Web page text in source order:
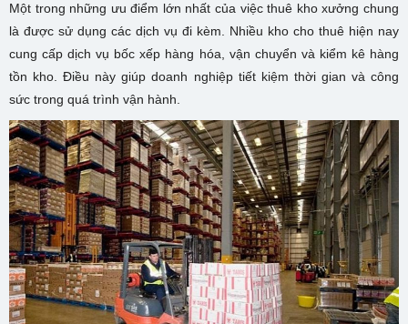
Một trong những ưu điểm lớn nhất của việc thuê kho xưởng chung
là được sử dụng các dịch vụ đi kèm. Nhiều kho cho thuê hiện nay
cung cấp dịch vụ bốc xếp hàng hóa, vận chuyển và kiểm kê hàng
tồn kho. Điều này giúp doanh nghiệp tiết kiệm thời gian và công
sức trong quá trình vận hành.